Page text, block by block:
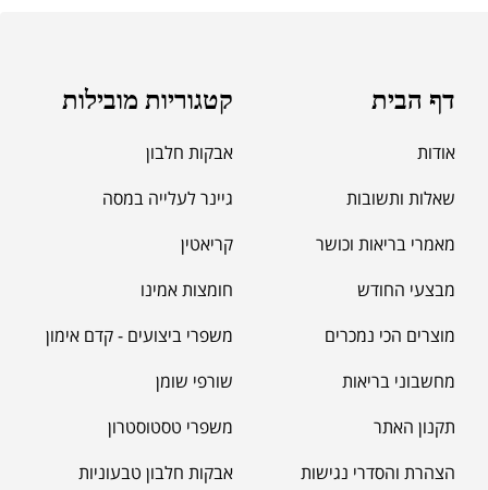
דף הבית
אודות
שאלות ותשובות
מאמרי בריאות וכושר
מבצעי החודש
מוצרים הכי נמכרים
מחשבוני בריאות
תקנון האתר
הצהרת והסדרי נגישות
קטגוריות מובילות
אבקות חלבון
גיינר לעלייה במסה
קריאטין
חומצות אמינו
משפרי ביצועים - קדם אימון
שורפי שומן
משפרי טסטוסטרון
אבקות חלבון טבעוניות